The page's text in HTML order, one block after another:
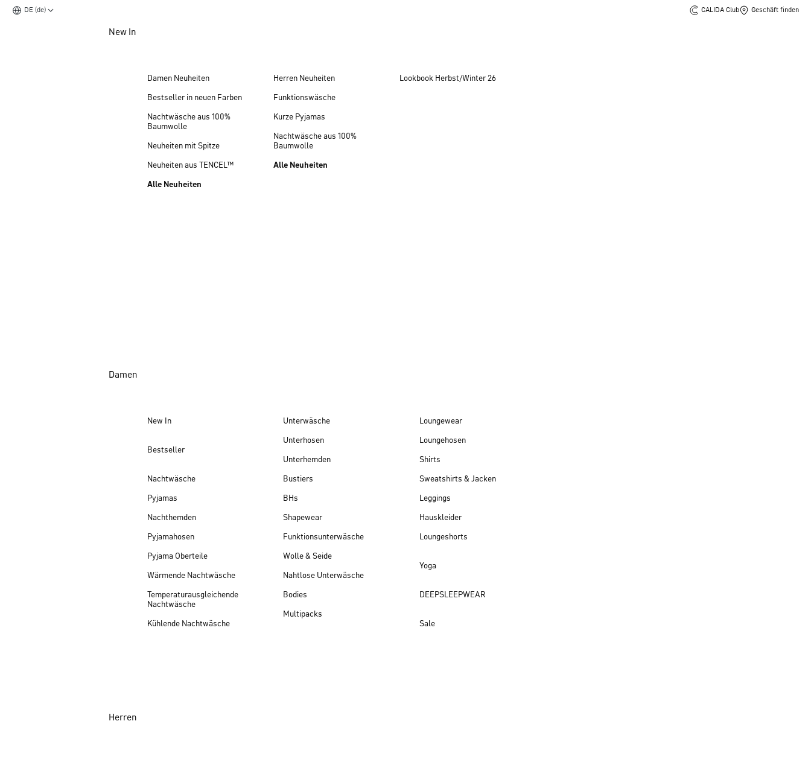
DE (de) CALIDA Club Geschäft finden
Zum Hauptinhalt springenNew In
Damen Neuheiten
Bestseller in neuen Farben
Nachtwäsche aus 100%
Baumwolle
Neuheiten mit Spitze
Neuheiten aus TENCEL™
Alle Neuheiten
Herren Neuheiten
Funktionswäsche
Kurze Pyjamas
Nachtwäsche aus 100%
Baumwolle
Alle Neuheiten
Lookbook Herbst/Winter 26
Damen
New In
Bestseller
Nachtwäsche
Pyjamas
Nachthemden
Pyjamahosen
Pyjama Oberteile
Wärmende Nachtwäsche
Temperaturausgleichende
Nachtwäsche
Kühlende Nachtwäsche
Unterwäsche
Unterhosen
Unterhemden
Bustiers
BHs
Shapewear
Funktionsunterwäsche
Wolle & Seide
Nahtlose Unterwäsche
Bodies
Multipacks
Loungewear
Loungehosen
Shirts
Sweatshirts & Jacken
Leggings
Hauskleider
Loungeshorts
Yoga
DEEPSLEEPWEAR
Sale
Herren